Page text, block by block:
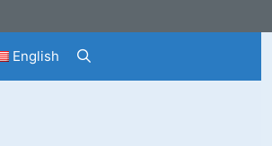
English